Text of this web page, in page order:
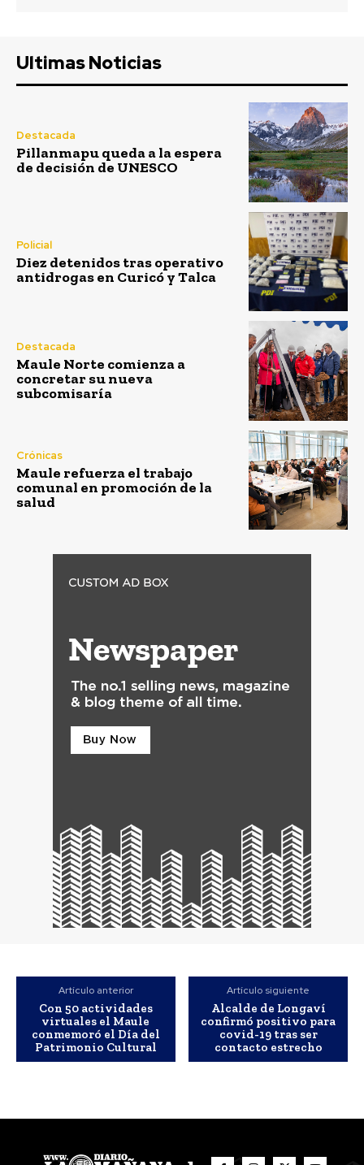
Ultimas Noticias
Destacada
Pillanmapu queda a la espera
de decisión de UNESCO
Policial
Diez detenidos tras operativo
antidrogas en Curicó y Talca
Destacada
Maule Norte comienza a
concretar su nueva
subcomisaría
Crónicas
Maule refuerza el trabajo
comunal en promoción de la
salud
Artículo anterior
Con 50 actividades
virtuales el Maule
conmemoró el Día del
Patrimonio Cultural
Artículo siguiente
Alcalde de Longaví
confirmó positivo para
covid-19 tras ser
contacto estrecho